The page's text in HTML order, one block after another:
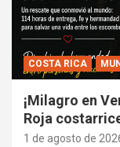
COSTA RICA
¡Milagro en
Roja
1 de agosto de